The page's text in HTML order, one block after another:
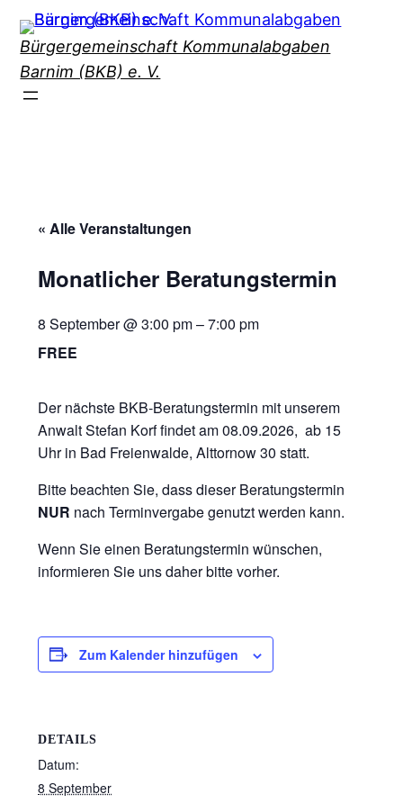
Bürgergemeinschaft Kommunalabgaben
Barnim (BKB) e. V.
« Alle Veranstaltungen
Monatlicher Beratungstermin
8 September @ 3:00 pm–7:00 pm
FREE
Der nächste BKB-Beratungstermin mit unserem
Anwalt Stefan Korf findet am 08.09.2026, ab 15
Uhr in Bad Freienwalde, Alttornow 30 statt.
Bitte beachten Sie, dass dieser Beratungstermin
NUR nach Terminvergabe genutzt werden kann.
Wenn Sie einen Beratungstermin wünschen,
informieren Sie uns daher bitte vorher.
Zum Kalender hinzufügen
DETAILS
Datum:
8 September